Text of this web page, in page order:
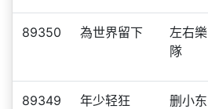
89350 為世界留下
左右樂
隊
89349 年少轻狂 删小东